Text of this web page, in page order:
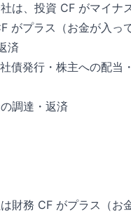
は、投資 CF がマイナ
がプラス（お金が入っ
済
債発行・株主への配当
調達・返済
財務 CF がプラス（